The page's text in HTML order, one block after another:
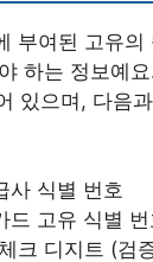
부여된 고유의
하는 정보예
있으며, 다음
사 식별 번호
드 고유 식별 번
크 디지트 (검